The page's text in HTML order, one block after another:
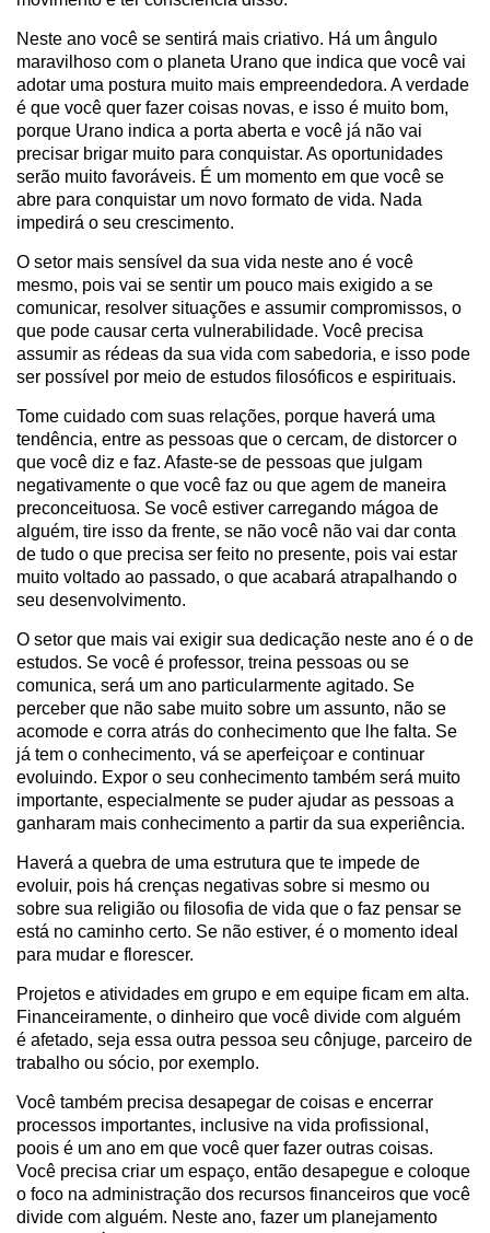
Neste ano você se sentirá mais criativo. Há um ângulo
maravilhoso com o planeta Urano que indica que você vai
adotar uma postura muito mais empreendedora. A verdade
é que você quer fazer coisas novas, e isso é muito bom,
porque Urano indica a porta aberta e você já não vai
precisar brigar muito para conquistar. As oportunidades
serão muito favoráveis. É um momento em que você se
abre para conquistar um novo formato de vida. Nada
impedirá o seu crescimento.
O setor mais sensível da sua vida neste ano é você
mesmo, pois vai se sentir um pouco mais exigido a se
comunicar, resolver situações e assumir compromissos, o
que pode causar certa vulnerabilidade. Você precisa
assumir as rédeas da sua vida com sabedoria, e isso pode
ser possível por meio de estudos filosóficos e espirituais.
Tome cuidado com suas relações, porque haverá uma
tendência, entre as pessoas que o cercam, de distorcer o
que você diz e faz. Afaste-se de pessoas que julgam
negativamente o que você faz ou que agem de maneira
preconceituosa. Se você estiver carregando mágoa de
alguém, tire isso da frente, se não você não vai dar conta
de tudo o que precisa ser feito no presente, pois vai estar
muito voltado ao passado, o que acabará atrapalhando o
seu desenvolvimento.
O setor que mais vai exigir sua dedicação neste ano é o de
estudos. Se você é professor, treina pessoas ou se
comunica, será um ano particularmente agitado. Se
perceber que não sabe muito sobre um assunto, não se
acomode e corra atrás do conhecimento que lhe falta. Se
já tem o conhecimento, vá se aperfeiçoar e continuar
evoluindo. Expor o seu conhecimento também será muito
importante, especialmente se puder ajudar as pessoas a
ganharam mais conhecimento a partir da sua experiência.
Haverá a quebra de uma estrutura que te impede de
evoluir, pois há crenças negativas sobre si mesmo ou
sobre sua religião ou filosofia de vida que o faz pensar se
está no caminho certo. Se não estiver, é o momento ideal
para mudar e florescer.
Projetos e atividades em grupo e em equipe ficam em alta.
Financeiramente, o dinheiro que você divide com alguém
é afetado, seja essa outra pessoa seu cônjuge, parceiro de
trabalho ou sócio, por exemplo.
Você também precisa desapegar de coisas e encerrar
processos importantes, inclusive na vida profissional,
poois é um ano em que você quer fazer outras coisas.
Você precisa criar um espaço, então desapegue e coloque
o foco na administração dos recursos financeiros que você
divide com alguém. Neste ano, fazer um planejamento